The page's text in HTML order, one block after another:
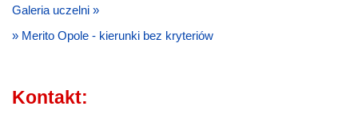
Galeria uczelni »
» Merito Opole - kierunki bez kryteriów
Kontakt: